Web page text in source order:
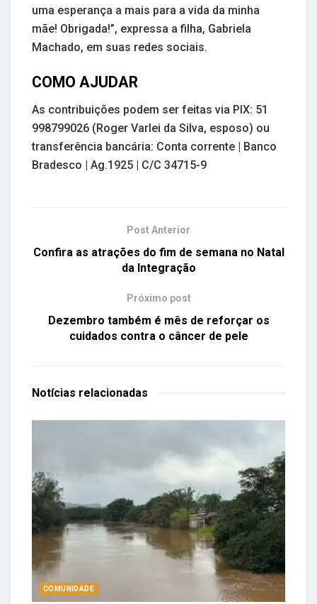
uma esperança a mais para a vida da minha
mãe! Obrigada!”, expressa a filha, Gabriela
Machado, em suas redes sociais.
COMO AJUDAR
As contribuições podem ser feitas via PIX: 51
998799026 (Roger Varlei da Silva, esposo) ou
transferência bancária: Conta corrente | Banco
Bradesco | Ag.1925 | C/C 34715-9
Post Anterior
Confira as atrações do fim de semana no Natal
da Integração
Próximo post
Dezembro também é mês de reforçar os
cuidados contra o câncer de pele
Notícias relacionadas
COMUNIDADE